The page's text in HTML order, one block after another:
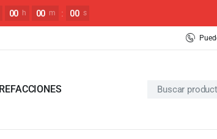
00 h 00 m : 00 s
REFACCIONES